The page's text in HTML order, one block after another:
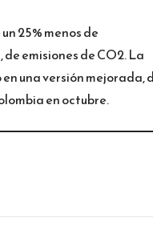
25% menos de
emisiones de CO2. La
una versión mejorada,
en octubre.